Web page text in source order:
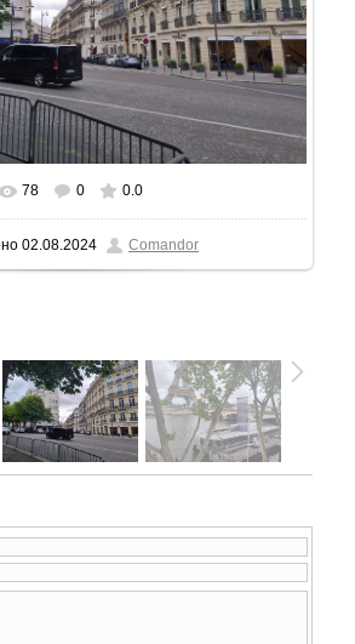
размере 1280x964
78 0 0.0
02.08.2024 Comandor